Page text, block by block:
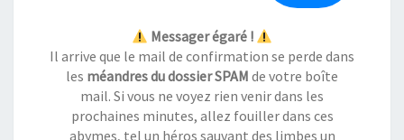
Messager égaré !
Il arrive que le mail de confirmation se perde dans
les méandres du dossier SPAM de votre boîte
mail. Si vous ne voyez rien venir dans les
prochaines minutes, allez fouiller dans ces
abymes, tel un héros sauvant des limbes un